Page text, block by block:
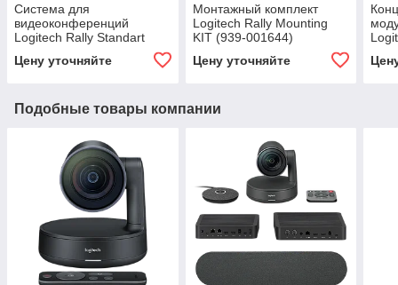
Система для
видеоконференций
Logitech Rally Standart
Цену уточняйте
Монтажный комплект
Logitech Rally Mounting
KIT (939-001644)
Цену уточняйте
Подобные товары компании